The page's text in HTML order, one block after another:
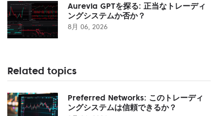
Aurevia GPTを探る: 正当なトレーディ
ングシステムか否か？
8月 06, 2026
Related topics
Preferred Networks: このトレーディ
ングシステムは信頼できるか？